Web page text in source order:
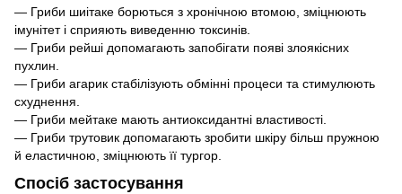
— Гриби шиітаке борються з хронічною втомою, зміцнюють
імунітет і сприяють виведенню токсинів.
— Гриби рейші допомагають запобігати появі злоякісних
пухлин.
— Гриби агарик стабілізують обмінні процеси та стимулюють
схуднення.
— Гриби мейтаке мають антиоксидантні властивості.
— Гриби трутовик допомагають зробити шкіру більш пружною
й еластичною, зміцнюють її тургор.
Спосіб застосування